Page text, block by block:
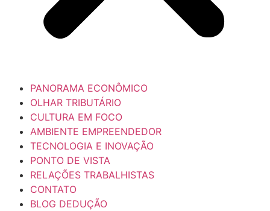
PANORAMA ECONÔMICO
OLHAR TRIBUTÁRIO
CULTURA EM FOCO
AMBIENTE EMPREENDEDOR
TECNOLOGIA E INOVAÇÃO
PONTO DE VISTA
RELAÇÕES TRABALHISTAS
CONTATO
BLOG DEDUÇÃO